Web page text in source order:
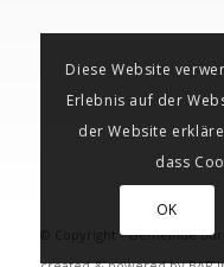
© Copyright - Gemeinde
Diese Website
Erlebnis auf der
der Website
dass
OK